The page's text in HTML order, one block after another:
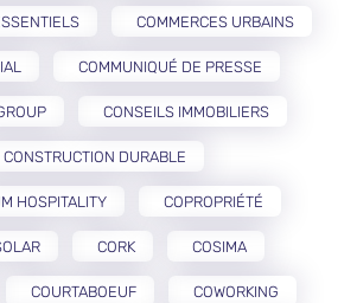
COMMERCES URBAINS
COMMUNIQUÉ DE PRESSE
CONSEILS IMMOBILIERS
CONSTRUCTION DURABLE
HOSPITALITY COPROPRIÉTÉ
CORK COSIMA
COURTABOEUF COWORKING